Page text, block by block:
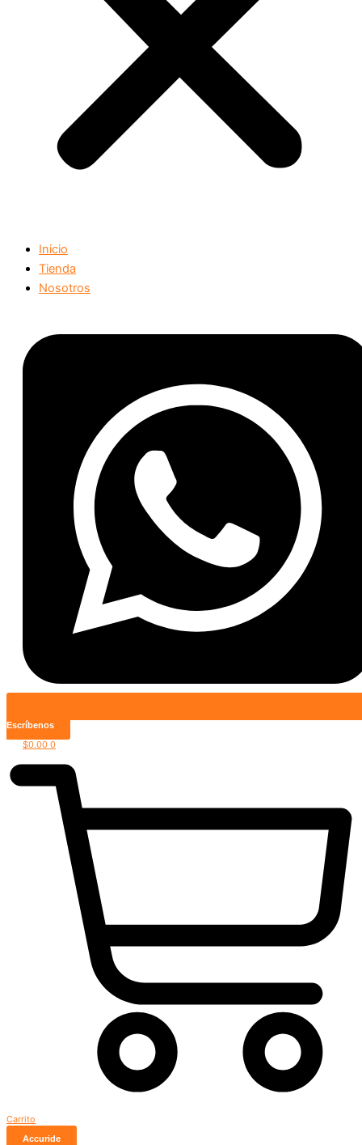
Inicio
Tienda
Nosotros
Escríbenos
$0.00 0
Carrito
Accuride